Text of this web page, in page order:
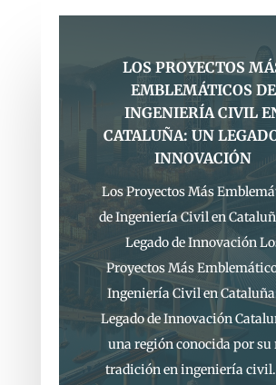
LOS PROYECTOS
EMBLEMÁTICOS DE
INGENIERÍA CIVIL
CATALUÑA: UN
INNOVACIÓN
Los Proyectos Más
de Ingeniería Civil en
Legado de Innovación
Proyectos Más
Ingeniería Civil en
Legado de Innovación
una región conocida por su
tradición en ingeniería